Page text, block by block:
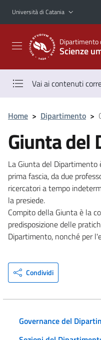
Vai al contenuto principale
Vai al menu di navigazione
Università di Catania
Dipartimento
Scienze
Vai ai contenuti
Home > Dipartimento >
Giunta del
La Giunta del Dipartimento
prima fascia, da due
ricercatori a tempo
la presiede.
Compito della Giunta è la
predisposizione delle
Dipartimento, nonché per
Condividi
Governance del